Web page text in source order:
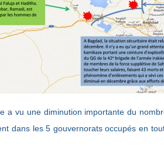
a vu une diminution importante du
dans les 5 gouvernorats occupés en